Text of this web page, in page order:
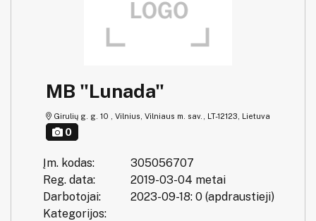
MB "Lunada"
Girulių g. g. 10 , Vilnius, Vilniaus m. sav., LT-12123, Lietuva
0
Įm. kodas:
305056707
Reg. data:
2019-03-04 metai
Darbotojai:
2023-09-18: 0 (apdraustieji)
Kategorijos: